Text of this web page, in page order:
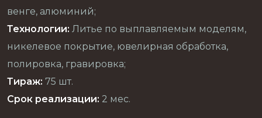
венге, алюминий;
Технологии: Литье по выплавляемым моделям,
никелевое покрытие, ювелирная обработка,
полировка, гравировка;
Тираж: 75 шт.
Срок реализации: 2 мес.